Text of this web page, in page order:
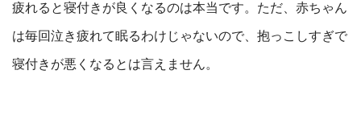
疲れると寝付きが良くなるのは本当です。ただ、赤ちゃん
は毎回泣き疲れて眠るわけじゃないので、抱っこしすぎで
寝付きが悪くなるとは言えません。